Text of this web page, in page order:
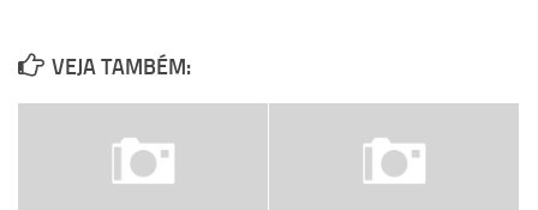
VEJA TAMBÉM: